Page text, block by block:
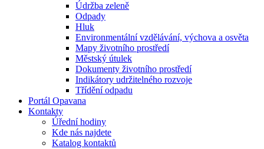
Údržba zeleně
Odpady
Hluk
Environmentální vzdělávání, výchova a osvěta
Mapy životního prostředí
Městský útulek
Dokumenty životního prostředí
Indikátory udržitelného rozvoje
Třídění odpadu
Portál Opavana
Kontakty
Úřední hodiny
Kde nás najdete
Katalog kontaktů